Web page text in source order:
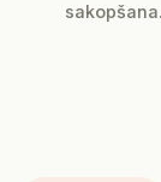
sakopšana.